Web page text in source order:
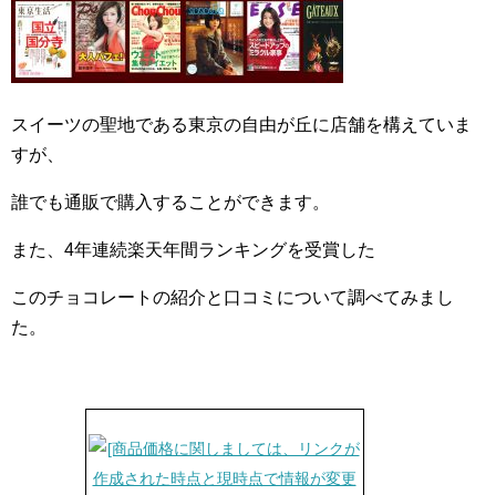
スイーツの聖地である東京の自由が丘に店舗を構えていま
すが、
誰でも通販で購入することができます。
また、4年連続楽天年間ランキングを受賞した
このチョコレートの紹介と口コミについて調べてみまし
た。